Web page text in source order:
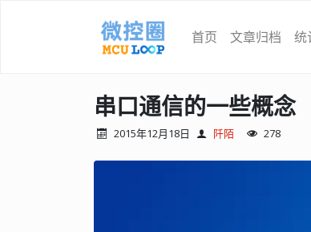
首页 文章归档 统
串口通信的一些概念
2015年12月18日 阡陌 278